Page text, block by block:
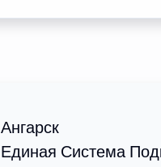
Ангарск
Единая Система